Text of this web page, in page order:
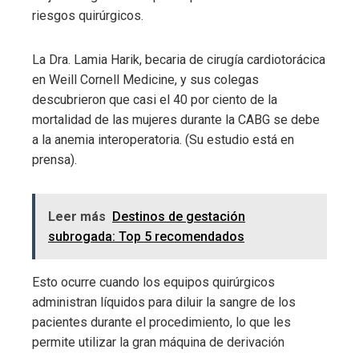
riesgos quirúrgicos.
La Dra. Lamia Harik, becaria de cirugía cardiotorácica
en Weill Cornell Medicine, y sus colegas
descubrieron que casi el 40 por ciento de la
mortalidad de las mujeres durante la CABG se debe
a la anemia interoperatoria. (Su estudio está en
prensa).
Leer más Destinos de gestación
subrogada: Top 5 recomendados
Esto ocurre cuando los equipos quirúrgicos
administran líquidos para diluir la sangre de los
pacientes durante el procedimiento, lo que les
permite utilizar la gran máquina de derivación